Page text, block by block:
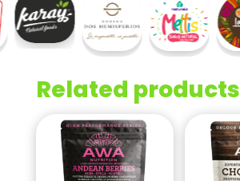
Related products